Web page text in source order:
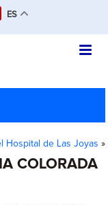
ES
Hospital de Las Joyas »
COLORADA